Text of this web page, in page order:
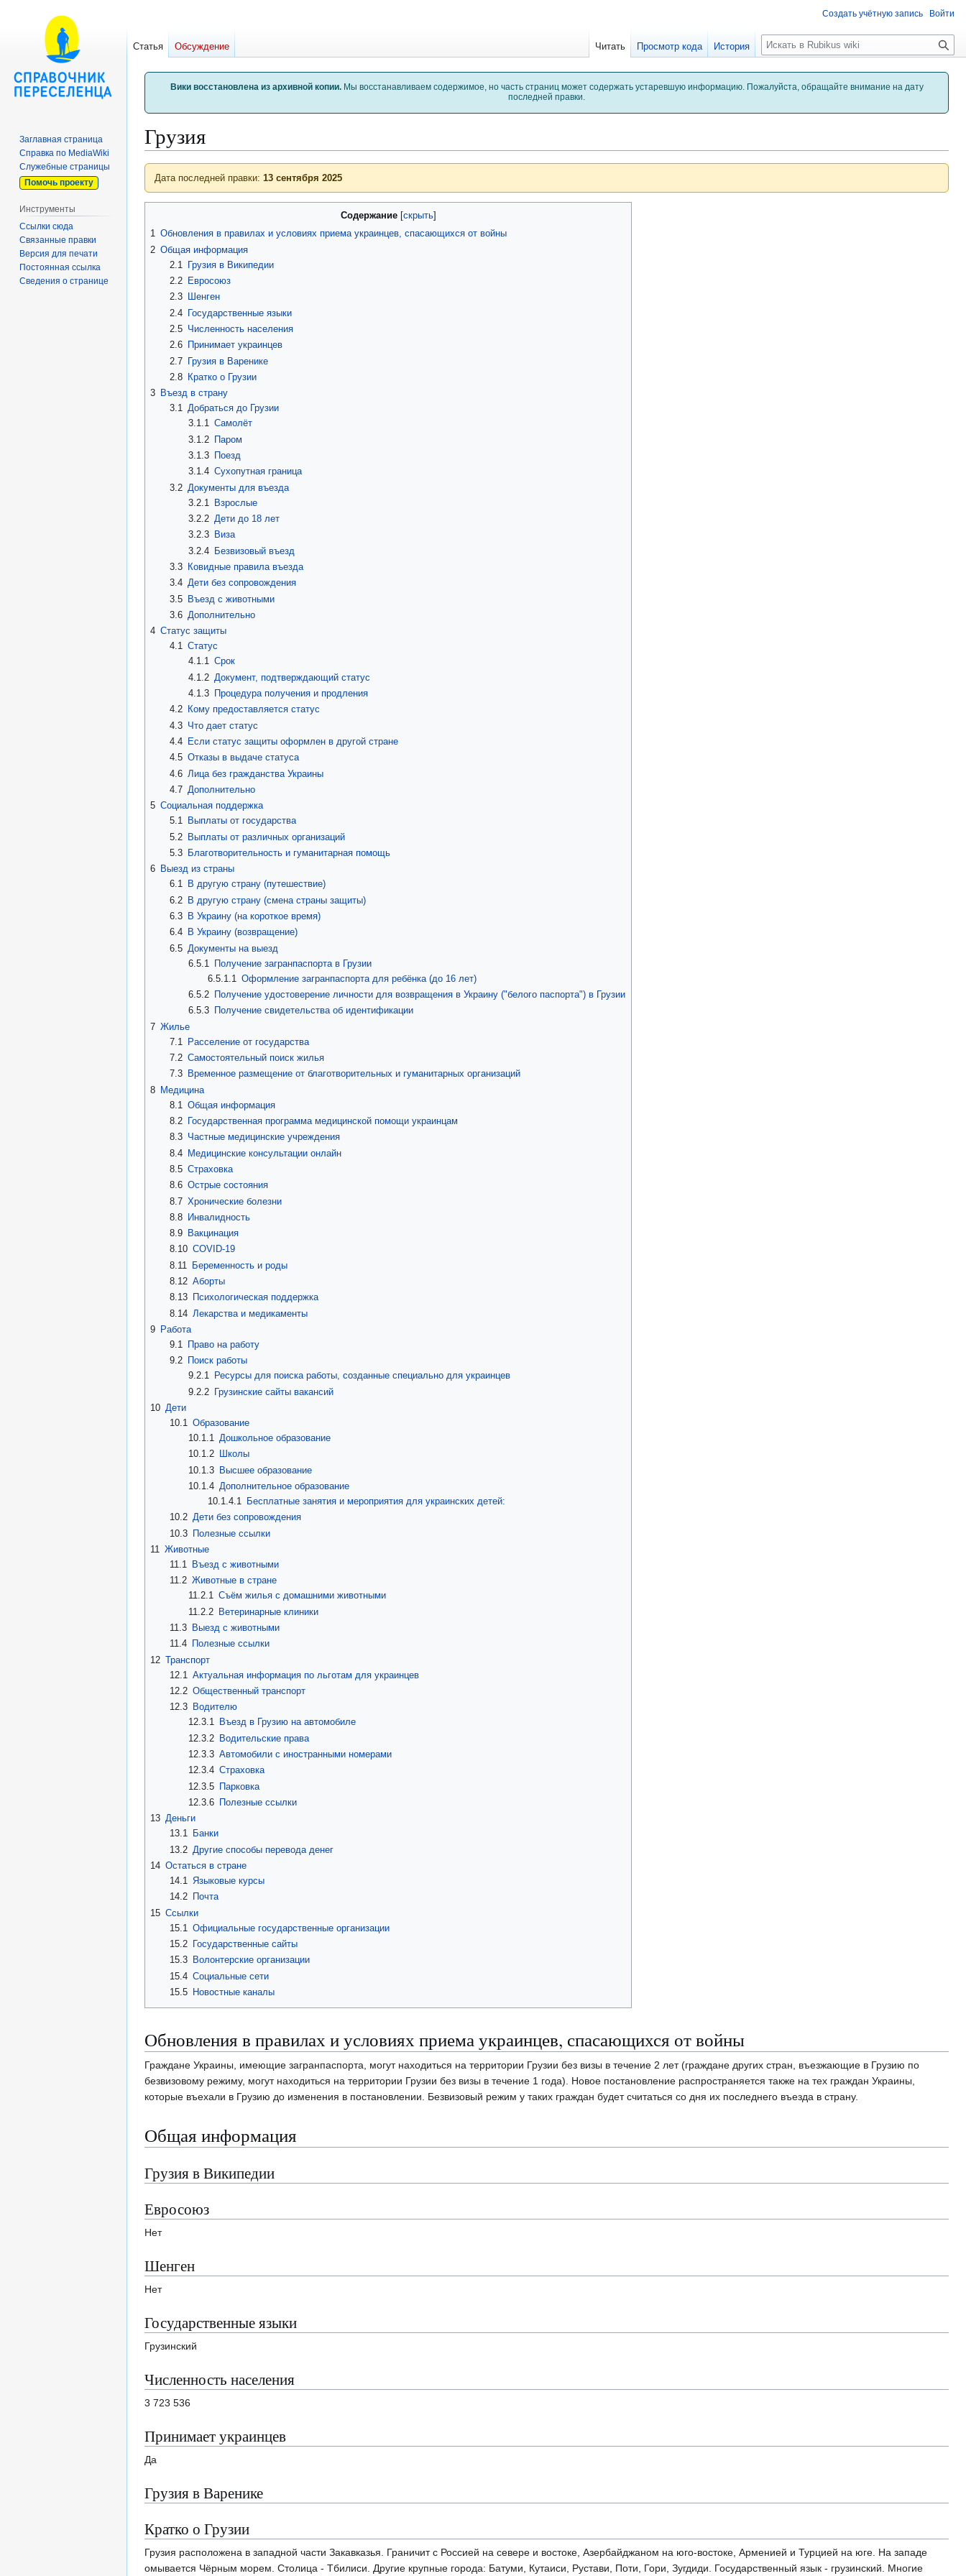
Вики восстановлена из архивной копии.Мы восстанавливаем содержимое, но часть страниц может содержать устаревшую информацию. Пожалуйста, обращайте внимание на дату
последней правки.
Грузия
Перейти
навигации
Перейти
поиску
Дата последней правки: 13 сентября 2025
Содержание
1 Обновления в правилах и условиях приема украинцев, спасающихся от войны
2 Общая информация
2.1
Грузия в Википедии
2.2
Евросоюз
2.3
Шенген
2.4 Государственные языки
2.5 Численность населения
2.6
Принимает украинцев
2.7 Грузия в Варенике
2.8
Кратко о Грузии
3 Въезд в страну
3.1 Добраться до Грузии
3.1.1 Самолёт
3.1.2 Паром
3.1.3 Поезд
3.1.4 Сухопутная граница
3.2 Документы для въезда
3.2.1
Взрослые
3.2.2 Дети до 18 лет
3.2.3 Виза
3.2.4 Безвизовый въезд
3.3
Ковидные правила въезда
3.4 Дети без сопровождения
3.5 Въезд с животными
3.6 Дополнительно
4 Статус защиты
4.1 Статус
4.1.1 Срок
4.1.2 Документ, подтверждающий статус
4.1.3 Процедура получения и продления
4.2
Кому предоставляется статус
4.3 Что дает статус
4.4
Если статус защиты оформлен в другой стране
4.5 Отказы в выдаче статуса
4.6 Лица без гражданства Украины
4.7 Дополнительно
5 Социальная поддержка
5.1
Выплаты от государства
5.2 Выплаты от различных организаций
5.3
Благотворительность и гуманитарная помощь
6 Выезд из страны
6.1
В другую страну (путешествие)
6.2 В другую страну (смена страны защиты)
6.3
В Украину (на короткое время)
6.4
В Украину (возвращение)
6.5 Документы на выезд
6.5.1
Получение загранпаспорта в Грузии
6.5.1.1 Оформление загранпаспорта для ребёнка (до 16 лет)
6.5.2 Получение удостоверение личности для возвращения в Украину ("белого паспорта") в Грузии
6.5.3 Получение свидетельства об идентификации
7 Жилье
7.1
Расселение от государства
7.2 Самостоятельный поиск жилья
7.3
Временное размещение от благотворительных и гуманитарных организаций
8 Медицина
8.1 Общая информация
8.2
Государственная программа медицинской помощи украинцам
8.3 Частные медицинские учреждения
8.4 Медицинские консультации онлайн
8.5 Страховка
8.6 Острые состояния
8.7 Хронические болезни
8.8
Инвалидность
8.9
Вакцинация
8.10 COVID-19
8.11
Беременность и роды
8.12 Аборты
8.13
Психологическая поддержка
8.14 Лекарства и медикаменты
9 Работа
9.1
Право на работу
9.2
Поиск работы
9.2.1 Ресурсы для поиска работы, созданные специально для украинцев
9.2.2 Грузинские сайты вакансий
10 Дети
10.1 Образование
10.1.1 Дошкольное образование
10.1.2 Школы
10.1.3 Высшее образование
10.1.4 Дополнительное образование
10.1.4.1
Бесплатные занятия и мероприятия для украинских детей:
10.2 Дети без сопровождения
10.3
Полезные ссылки
11 Животные
11.1
Въезд с животными
11.2 Животные в стране
11.2.1 Съём жилья с домашними животными
11.2.2 Ветеринарные клиники
11.3
Выезд с животными
11.4
Полезные ссылки
12 Транспорт
12.1 Актуальная информация по льготам для украинцев
12.2 Общественный транспорт
12.3
Водителю
12.3.1 Въезд в Грузию на автомобиле
12.3.2 Водительские права
12.3.3 Автомобили с иностранными номерами
12.3.4 Страховка
12.3.5 Парковка
12.3.6 Полезные ссылки
13 Деньги
13.1
Банки
13.2 Другие способы перевода денег
14 Остаться в стране
14.1 Языковые курсы
14.2
Почта
15 Ссылки
15.1 Официальные государственные организации
15.2
Государственные сайты
15.3
Волонтерские организации
15.4 Социальные сети
15.5
Новостные каналы
Обновления в правилах и условиях приема украинцев, спасающихся от войны
Граждане Украины, имеющие загранпаспорта, могут находиться на территории Грузии без визы в течение 2 лет (граждане других стран, въезжающие в Грузию по
безвизовому режиму, могут находиться на территории Грузии без визы в течение 1 года). Новое постановление распространяется также на тех граждан Украины,
которые въехали в Грузию до изменения в постановлении. Безвизовый режим у таких граждан будет считаться со дня их последнего въезда в страну.
Общая информация
Грузия в Википедии
Евросоюз
Нет
Шенген
Нет
Государственные языки
Грузинский
Численность населения
3 723 536
Принимает украинцев
Да
Грузия в Варенике
Кратко о Грузии
Грузия расположена в западной части Закавказья. Граничит с Россией на севере и востоке, Азербайджаном на юго-востоке, Арменией и Турцией на юге. На западе
омывается Чёрным морем. Столица - Тбилиси. Другие крупные города: Батуми, Кутаиси, Рустави, Поти, Гори, Зугдиди. Государственный язык - грузинский. Многие
Создать учётную запись Войти
Статья Обсуждение Читать Просмотр кода История
П
о
и
с
Заглавная страница
Справка по MediaWiki
Служебные страницы
Помочь проекту
Инструменты
Ссылки сюда
Связанные правки
Версия для печати
Постоянная ссылка
Сведения о странице